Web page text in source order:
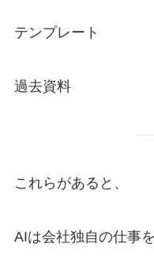
テンプレート
過去資料
これらがあると、
AIは会社独自の仕事